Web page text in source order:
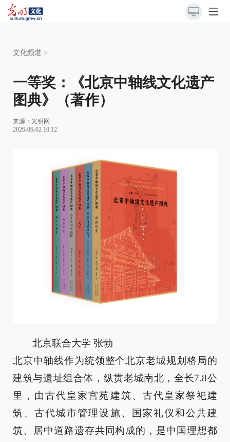
文化频道 >
一等奖：《北京中轴线文化遗产
图典》（著作）
来源： 光明网
2026-06-02 10:12
北京联合大学 张勃
北京中轴线作为统领整个北京老城规划格局的
建筑与遗址组合体，纵贯老城南北，全长7.8公
里，由古代皇家宫苑建筑、古代皇家祭祀建
筑、古代城市管理设施、国家礼仪和公共建
筑、居中道路遗存共同构成的，是中国理想都